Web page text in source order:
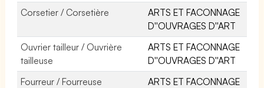
Corsetier / Corsetière
ARTS ET FACONNAGE
D''OUVRAGES D''ART
Ouvrier tailleur / Ouvrière
tailleuse
ARTS ET FACONNAGE
D''OUVRAGES D''ART
Fourreur / Fourreuse
ARTS ET FACONNAGE